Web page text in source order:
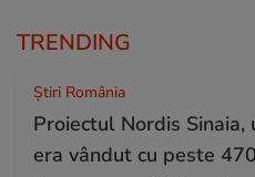
TRENDING
Știri România
Proiectul Nordis
era vândut cu peste